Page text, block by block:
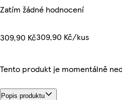
Zatím žádné hodnocení
309,90 Kč309,90 Kč/kus
Tento produkt je momentálně
Popis produktu